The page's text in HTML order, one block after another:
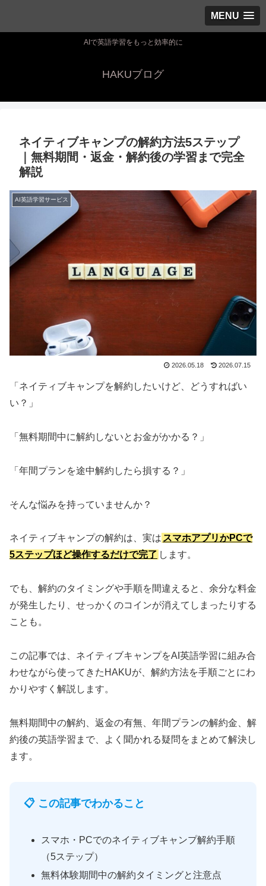
MENU
AIで英語学習をもっと効率的に
HAKUブログ
ネイティブキャンプの解約方法5ステップ
｜無料期間・返金・解約後の学習まで完全
解説
AI英語学習サービス
2026.05.18 2026.07.15
「ネイティブキャンプを解約したいけど、どうすればい
い？」
「無料期間中に解約しないとお金がかかる？」
「年間プランを途中解約したら損する？」
そんな悩みを持っていませんか？
ネイティブキャンプの解約は、実は スマホアプリかPCで
5ステップほど操作するだけで完了 します。
でも、解約のタイミングや手順を間違えると、余分な料金
が発生したり、せっかくのコインが消えてしまったりする
ことも。
この記事では、ネイティブキャンプをAI英語学習に組み合
わせながら使ってきたHAKUが、解約方法を手順ごとにわ
かりやすく解説します。
無料期間中の解約、返金の有無、年間プランの解約金、解
約後の英語学習まで、よく聞かれる疑問をまとめて解決し
ます。
📋 この記事でわかること
スマホ・PCでのネイティブキャンプ解約手順
（5ステップ）
無料体験期間中の解約タイミングと注意点